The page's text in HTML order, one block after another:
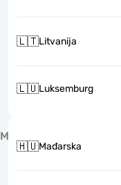
🇱🇹Litvanija
🇱🇺Luksemburg
M
🇭🇺Mađarska